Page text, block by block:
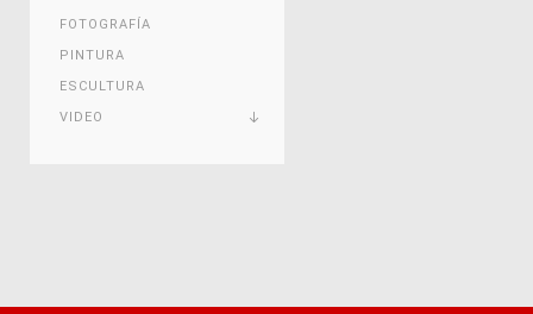
FOTOGRAFÍA
PINTURA
ESCULTURA
VIDEO